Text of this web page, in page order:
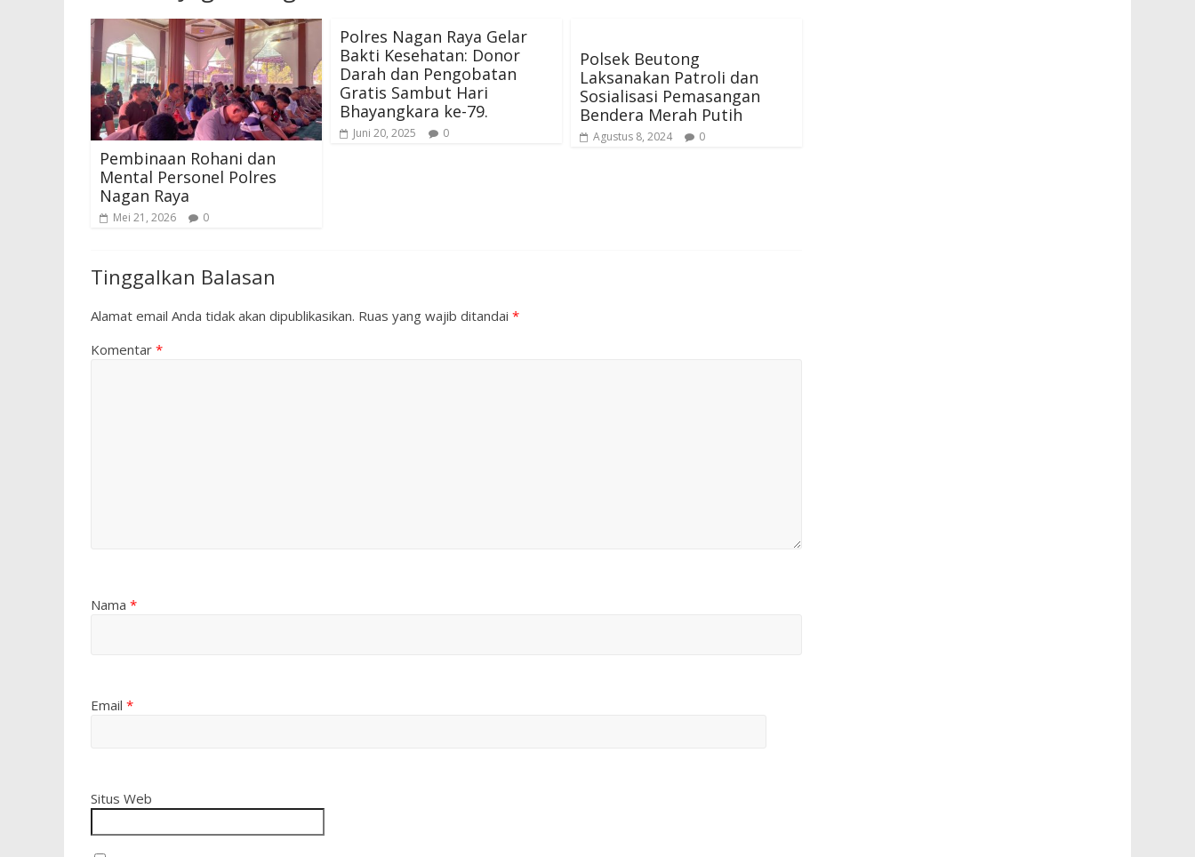
Pembinaan Rohani dan
Mental Personel Polres
Nagan Raya
Mei 21, 2026 0
Polres Nagan Raya Gelar
Bakti Kesehatan: Donor
Darah dan Pengobatan
Gratis Sambut Hari
Bhayangkara ke-79.
Juni 20, 2025 0
Polsek Beutong
Laksanakan Patroli dan
Sosialisasi Pemasangan
Bendera Merah Putih
Agustus 8, 2024 0
Tinggalkan Balasan
Alamat email Anda tidak akan dipublikasikan. Ruas yang wajib ditandai *
Komentar *
Nama *
Email *
Situs Web